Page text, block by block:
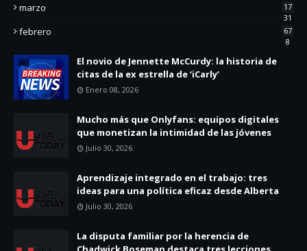
marzo
17
31
febrero
67
8
El novio de Jennette McCurdy: la historia de
citas de la ex estrella de ‘iCarly’
Enero 08, 2026
Mucho más que Onlyfans: equipos digitales
que monetizan la intimidad de las jóvenes
Julio 30, 2026
Aprendizaje integrado en el trabajo: tres
ideas para una política eficaz desde Alberta
Julio 30, 2026
La disputa familiar por la herencia de